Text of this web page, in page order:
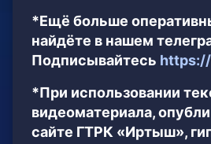
*Ещё больше
найдёте в нашем
Подписывайтесь
*При использовании
видеоматериала,
сайте ГТРК «Иртыш»,